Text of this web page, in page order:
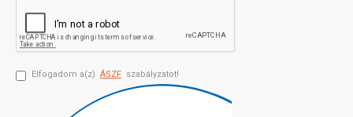
Elfogadom a(z) ÁSZF szabályzatot!